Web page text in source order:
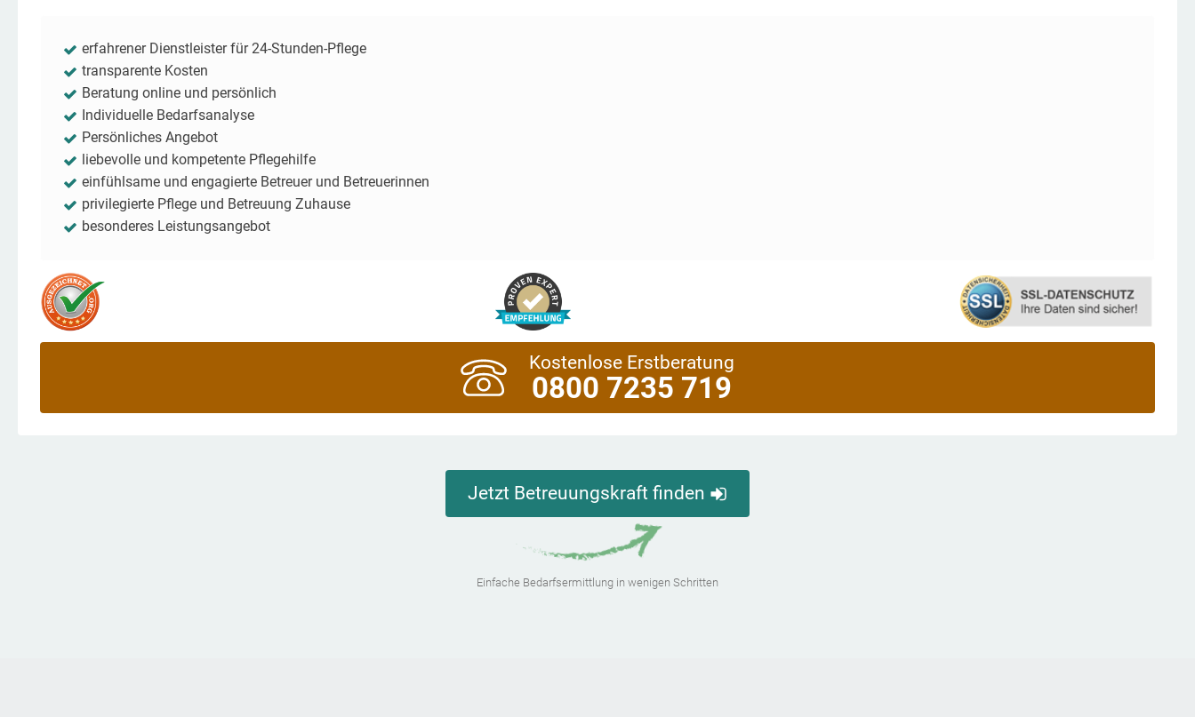
erfahrener Dienstleister für 24-Stunden-Pflege
transparente Kosten
Beratung online und persönlich
Individuelle Bedarfsanalyse
Persönliches Angebot
liebevolle und kompetente Pflegehilfe
einfühlsame und engagierte Betreuer und Betreuerinnen
privilegierte Pflege und Betreuung Zuhause
besonderes Leistungsangebot
Kostenlose Erstberatung
0800 7235 719
Jetzt Betreuungskraft finden
Einfache Bedarfsermittlung in wenigen Schritten